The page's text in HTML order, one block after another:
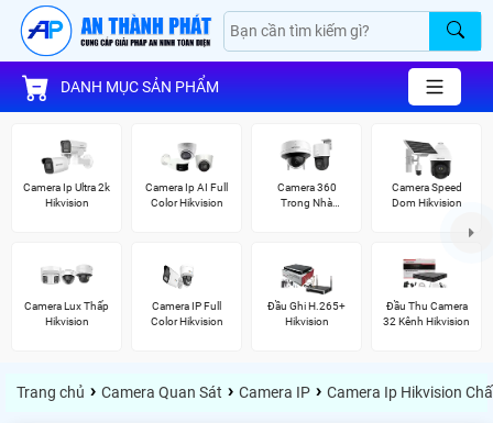
DANH MỤC SẢN PHẨM
Camera Ip Ultra 2k
Hikvision
Camera Ip AI Full
Color Hikvision
Camera 360
Trong Nhà
Camera Speed
Dom Hikvision
Camera Lux Thấp
Hikvision
Camera IP Full
Color Hikvision
Đầu Ghi H.265+
Hikvision
Đầu Thu Camera
32 Kênh Hikvision
Trang chủ › Camera Quan Sát › Camera IP › Camera Ip Hikvision